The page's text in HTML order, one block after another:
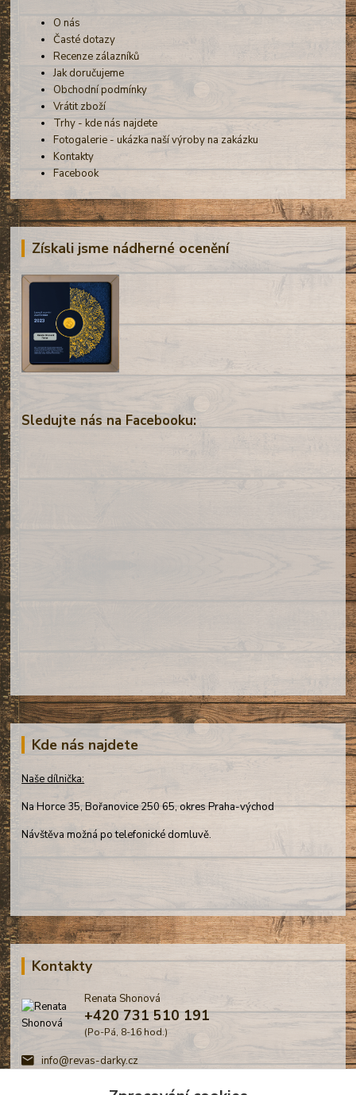
O nás
Časté dotazy
Recenze zálazníků
Jak doručujeme
Obchodní podmínky
Vrátit zboží
Trhy - kde nás najdete
Fotogalerie - ukázka naší výroby na zakázku
Kontakty
Facebook
Získali jsme nádherné ocenění
Sledujte nás na Facebooku:
Kde nás najdete
Naše dílnička:
Na Horce 35, Bořanovice 250 65, okres Praha-východ
Návštěva možná po telefonické domluvě.
Kontakty
Renata Shonová
+420 731 510 191
(Po-Pá, 8-16 hod.)
info@revas-darky.cz